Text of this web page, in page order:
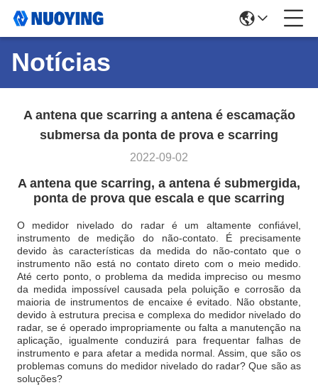
Notícias
A antena que scarring a antena é escamação
submersa da ponta de prova e scarring
2022-09-02
A antena que scarring, a antena é submergida,
ponta de prova que escala e que scarring
O medidor nivelado do radar é um altamente confiável,
instrumento de medição do não-contato. É precisamente
devido às características da medida do não-contato que o
instrumento não está no contato direto com o meio medido.
Até certo ponto, o problema da medida impreciso ou mesmo
da medida impossível causada pela poluição e corrosão da
maioria de instrumentos de encaixe é evitado. Não obstante,
devido à estrutura precisa e complexa do medidor nivelado do
radar, se é operado impropriamente ou falta a manutenção na
aplicação, igualmente conduzirá para frequentar falhas de
instrumento e para afetar a medida normal. Assim, que são os
problemas comuns do medidor nivelado do radar? Que são as
soluções?